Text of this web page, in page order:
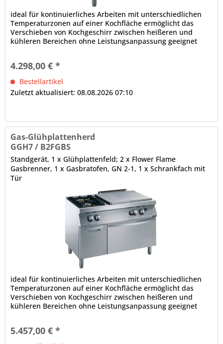
ideal für kontinuierliches Arbeiten mit unterschiedlichen
Temperaturzonen auf einer Kochfläche ermöglicht das
Verschieben von Kochgeschirr zwischen heißeren und
kühleren Bereichen ohne Leistungsanpassung geeignet
4.298,00 € *
Bestellartikel
Zuletzt aktualisiert: 08.08.2026 07:10
Gas-Glühplattenherd
GGH7 / B2FGBS
Standgerät, 1 x Glühplattenfeld; 2 x Flower Flame
Gasbrenner, 1 x Gasbratofen, GN 2-1, 1 x Schrankfach mit
Tür
ideal für kontinuierliches Arbeiten mit unterschiedlichen
Temperaturzonen auf einer Kochfläche ermöglicht das
Verschieben von Kochgeschirr zwischen heißeren und
kühleren Bereichen ohne Leistungsanpassung geeignet
5.457,00 € *